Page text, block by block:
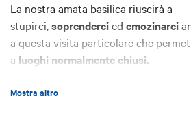
La nostra amata basilica riuscirà a
stupirci,soprendercied emozinarci
a questa visita particolare che
a luoghi normalmente chiusi.
Come vi immaginate i suoi
Mostra altro